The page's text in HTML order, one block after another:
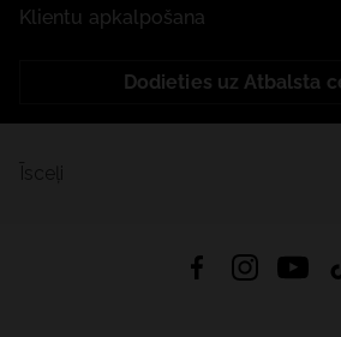
Klientu apkalpošana
Dodieties uz Atbalsta